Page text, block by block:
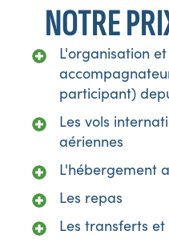
NOTRE
L'organisation
participant)
Les vols
aériennes
L'hébergement
Les repas
Les transferts